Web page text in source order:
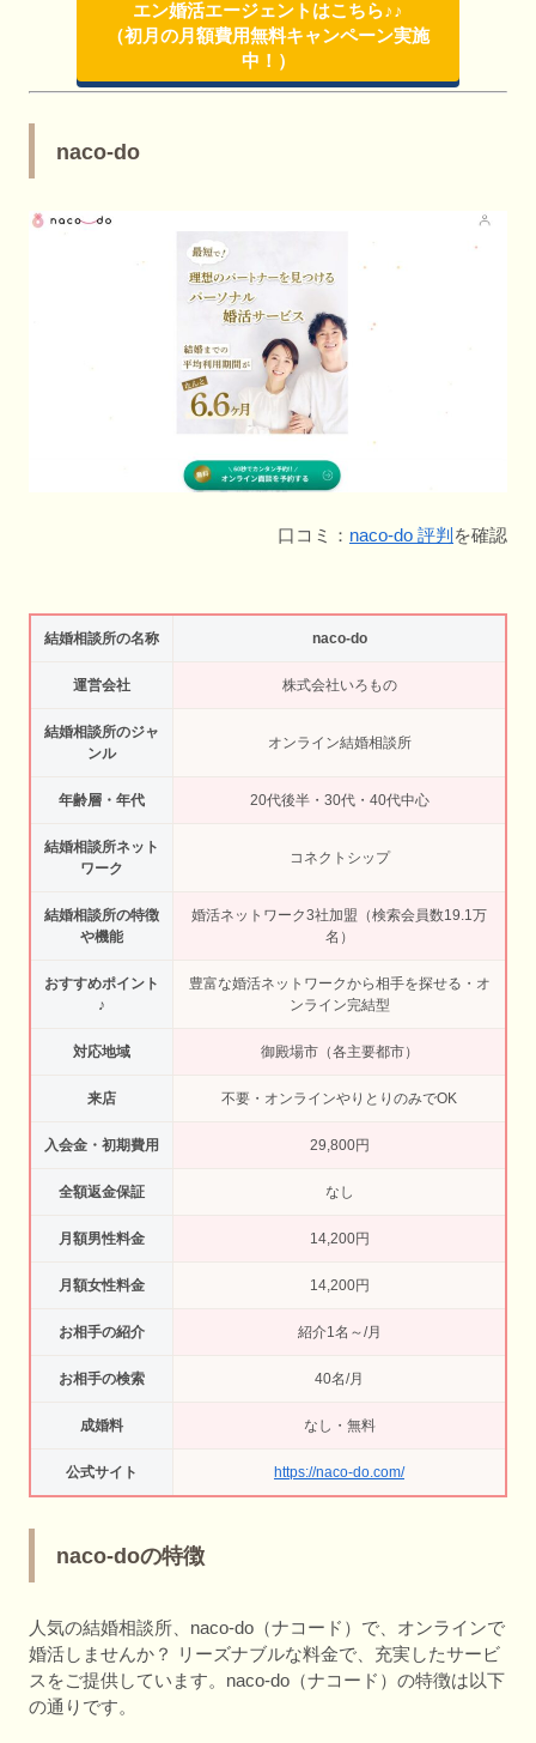
エン婚活エージェントはこちら♪♪
（初月の月額費用無料キャンペーン実施
中！）
naco-do
口コミ： naco-do 評判 を確認
結婚相談所の名称 naco-do
運営会社 株式会社いろもの
結婚相談所のジャ
ンル
オンライン結婚相談所
年齢層・年代 20代後半・30代・40代中心
結婚相談所ネット
ワーク
コネクトシップ
結婚相談所の特徴
や機能
婚活ネットワーク3社加盟（検索会員数19.1万
名）
おすすめポイント
♪
豊富な婚活ネットワークから相手を探せる・オ
ンライン完結型
対応地域 御殿場市（各主要都市）
来店 不要・オンラインやりとりのみでOK
入会金・初期費用 29,800円
全額返金保証 なし
月額男性料金 14,200円
月額女性料金 14,200円
お相手の紹介 紹介1名～/月
お相手の検索 40名/月
成婚料 なし・無料
公式サイト https://naco-do.com/
naco-doの特徴
人気の結婚相談所、naco-do（ナコード）で、オンラインで
婚活しませんか？ リーズナブルな料金で、充実したサービ
スをご提供しています。naco-do（ナコード）の特徴は以下
の通りです。